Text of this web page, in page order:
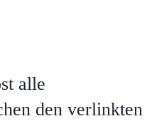
alle
den verlinkten